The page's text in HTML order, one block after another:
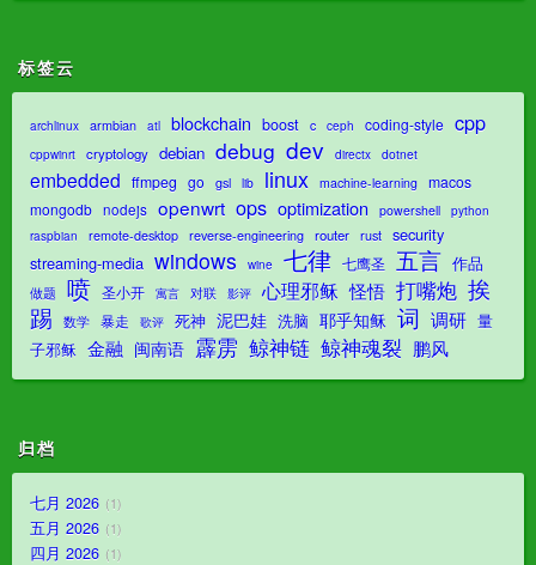
标签云
archlinux armbian atl blockchain boost c ceph coding-style cpp
cppwinrt cryptology debian debug dev directx dotnet
embedded ffmpeg go gsl lib linux machine-learning macos
mongodb nodejs openwrt ops optimization powershell
python
raspbian
remote-desktop reverse-engineering router rust security
streaming-media windows wine 七律 七鹰圣 五言 作品
做题 喷 圣小开 寓言 对联 影评 心理邪稣 怪悟 打嘴炮 挨
踢
数学 暴走 歌评 死神 泥巴娃 洗脑 耶乎知稣 词 调研 量
子邪稣 金融 闽南语 霹雳 鲸神链 鲸神魂裂 鹏风
归档
七月 2026 1
五月 2026 1
四月 2026 1